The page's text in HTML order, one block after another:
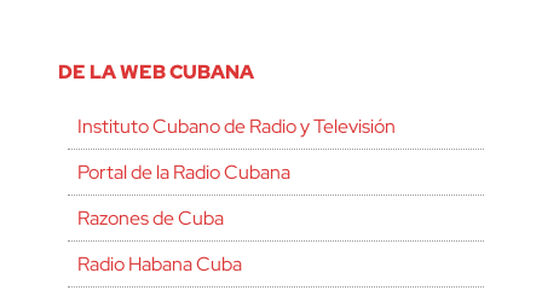
DE LA WEB CUBANA
Instituto Cubano de Radio y Televisión
Portal de la Radio Cubana
Razones de Cuba
Radio Habana Cuba